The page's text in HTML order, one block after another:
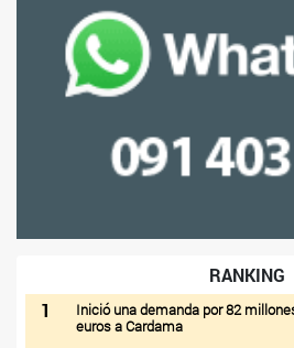
RANKING
1
Inició una demanda por 82
euros a Cardama